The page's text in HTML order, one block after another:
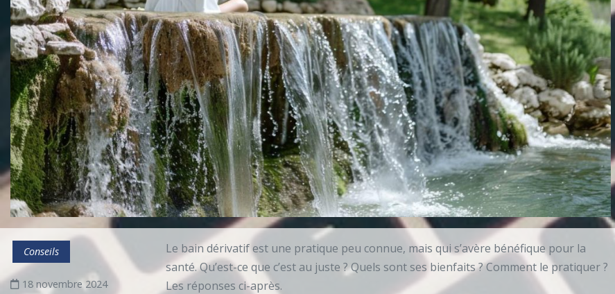
Conseils
18 novembre 2024
Le bain dérivatif est une pratique peu connue, mais qui s’avère bénéfique pour la
santé. Qu’est-ce que c’est au juste ? Quels sont ses bienfaits ? Comment le pratiquer ?
Les réponses ci-après.